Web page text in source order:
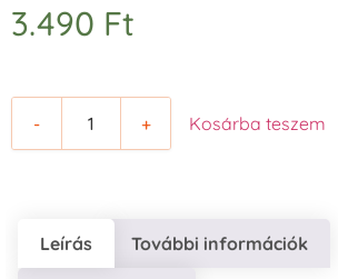
3.490 Ft
- + Kosárba teszem
Leírás További információk